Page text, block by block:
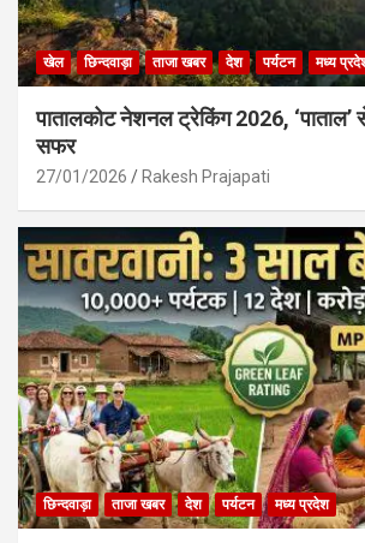
खेल छिन्दवाड़ा ताजा खबर देश पर्यटन मध्य
पातालकोट नेशनल ट्रेकिंग 2026, ‘पाताल’
सफर
27/01/2026 Rakesh Prajapati
छिन्दवाड़ा ताजा खबर देश पर्यटन मध्य प्रदेश